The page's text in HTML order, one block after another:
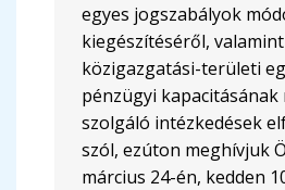
egyes jogszabályok
kiegészítéséről,
közigazgatási-területi
pénzügyi kapacitásának
szolgáló intézkedések
szól, ezúton meghívjuk
március 24-én, kedden